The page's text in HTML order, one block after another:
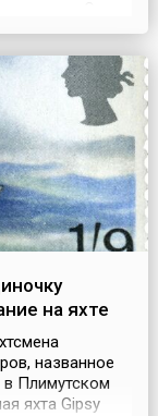
вернувшись
на яхте
названное
в Плимутском
яхта Gipsy